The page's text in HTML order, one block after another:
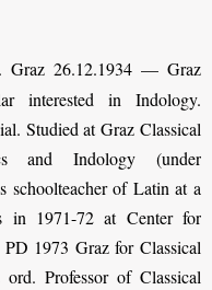
. Graz 26.12.1934 — Graz
interested in Indology.
Studied at Graz Classical
and Indology (under
schoolteacher of Latin at a
in 1971-72 at Center for
1973 Graz for Classical
Professor of Classical